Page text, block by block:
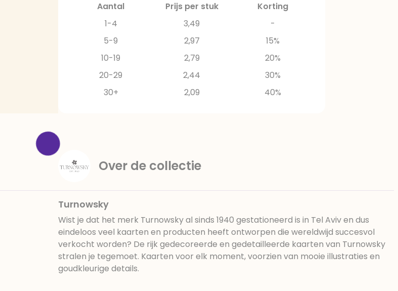
Aantal Prijs per stuk
Korting
1-4
3,49
-
5-9
2,97
15%
10-19
2,79
20%
20-29
2,44
30%
30+
2,09 40%
Over de collectie
Turnowsky
Wist je dat het merk Turnowsky al sinds 1940 gestationeerd is in Tel Aviv en dus
eindeloos veel kaarten en producten heeft ontworpen die wereldwijd succesvol
verkocht worden? De rijk gedecoreerde en gedetailleerde kaarten van Turnowsky
stralen je tegemoet. Kaarten voor elk moment, voorzien van mooie illustraties en
goudkleurige details.